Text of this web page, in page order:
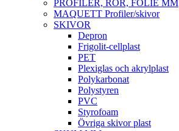
PROFILER, RÖR, FOLIE MM
MAQUETT Profiler/skivor
SKIVOR
Depron
Frigolit-cellplast
PET
Plexiglas och akrylplast
Polykarbonat
Polystyren
PVC
Styrofoam
Övriga skivor plast